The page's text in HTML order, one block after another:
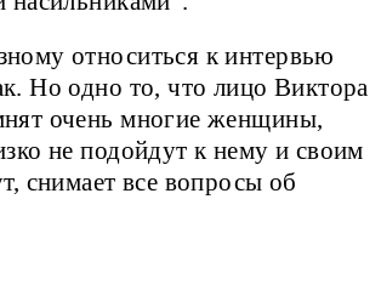
относиться к интервью
Но одно то, что лицо Виктора
очень многие женщины,
не подойдут к нему и своим
снимает все вопросы об